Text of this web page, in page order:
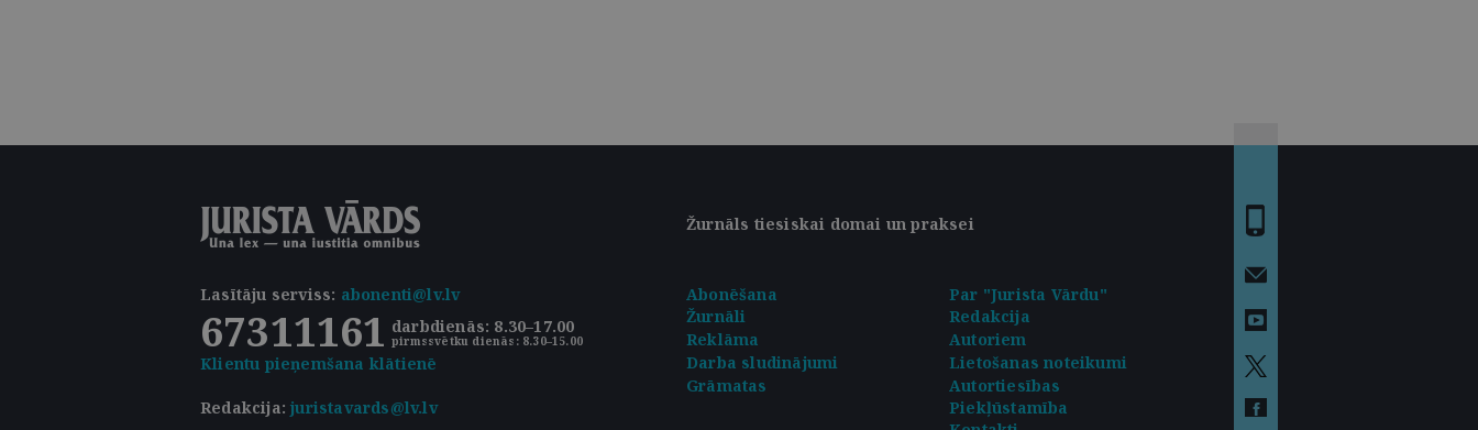
Žurnāls tiesiskai domai un praksei
Lasītāju serviss: abonenti@lv.lv
67311161 darbdienās: 8.30–17.00
pirmssvētku dienās: 8.30–15.00
Klientu pieņemšana klātienē
Abonēšana
Par "Jurista Vārdu"
Žurnāli
Redakcija
Reklāma
Autoriem
Darba sludinājumi
Lietošanas noteikumi
Redakcija:juristavards@lv.lv
Grāmatas
Autortiesības
Piekļūstamība